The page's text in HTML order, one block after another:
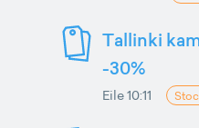
Tallinki
-30%
Eile 10:11